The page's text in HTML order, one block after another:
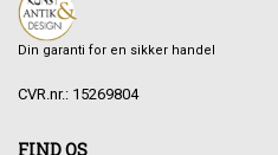
Din garanti for en sikker handel
CVR.nr.: 15269804
FIND OS